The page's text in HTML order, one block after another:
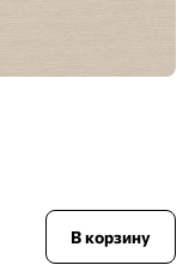
В корзину